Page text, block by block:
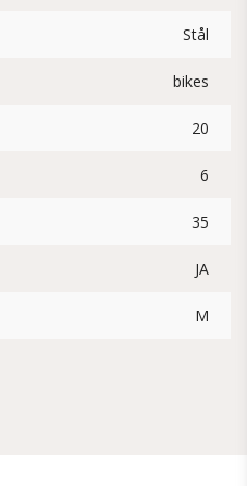
Stål
bikes
20
6
35
JA
M